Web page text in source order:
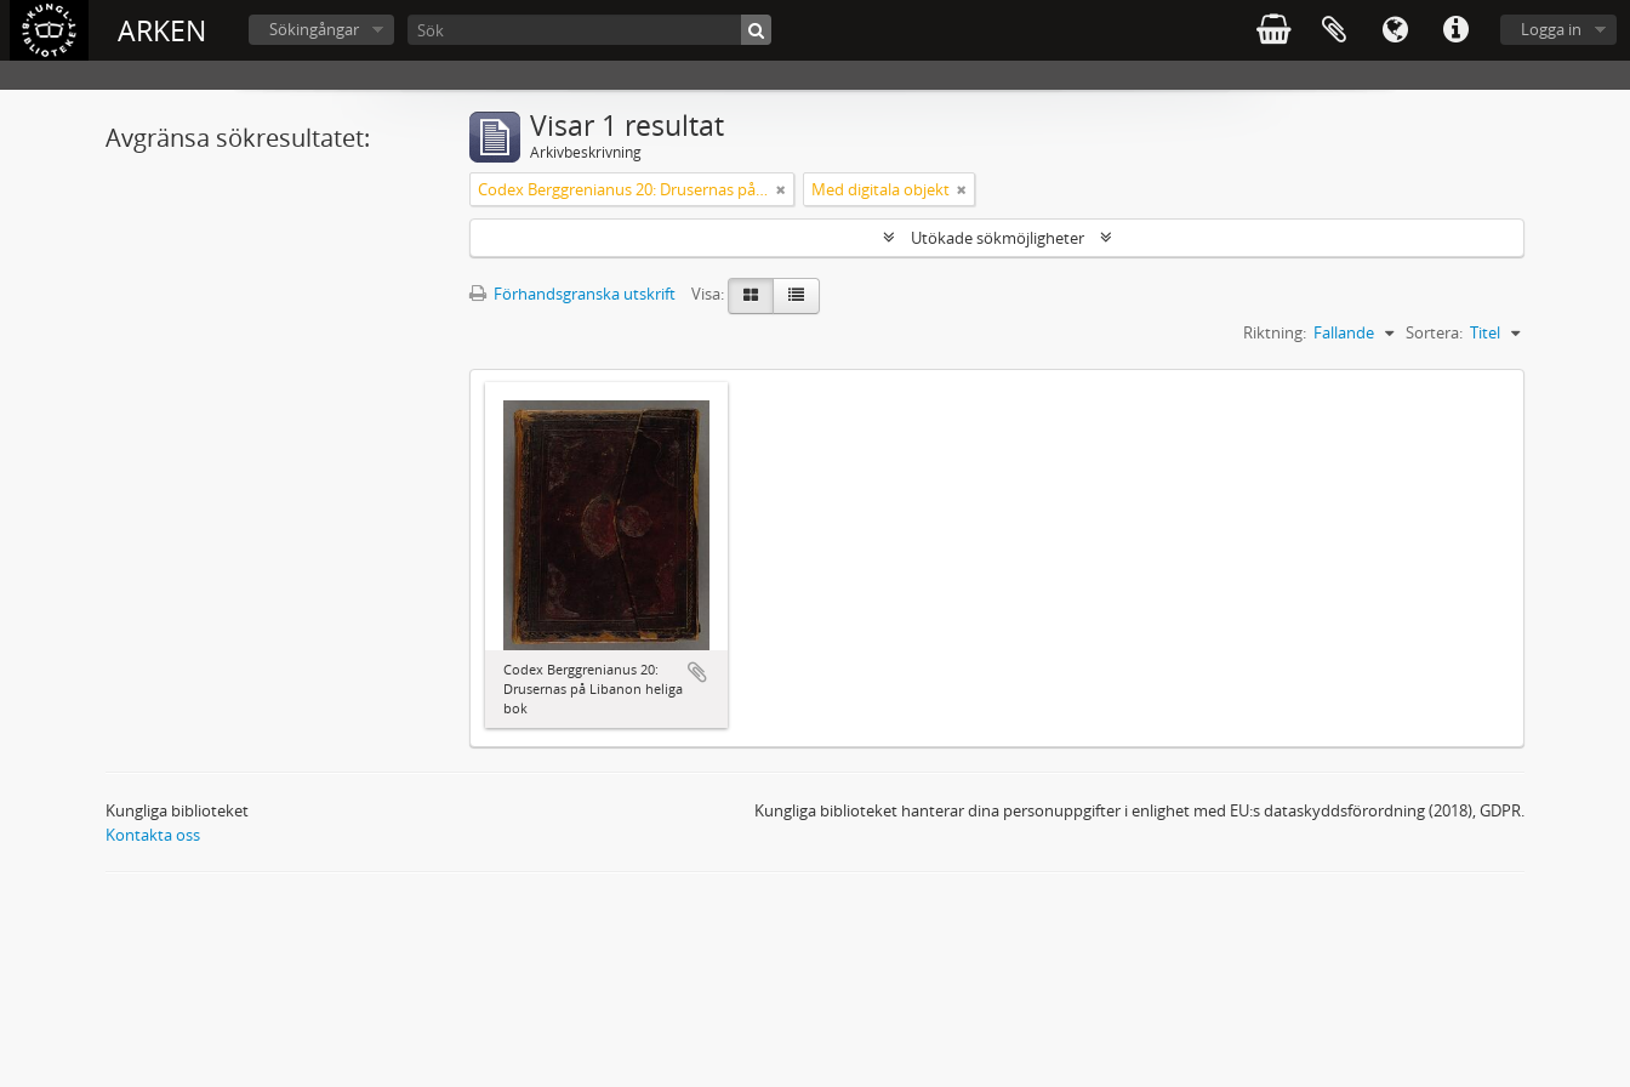
ARKEN Logga in
Sökingångar
Avgränsa sökresultatet: Visar 1 resultat
Arkivbeskrivning
Codex Berggrenianus 20: Drusernas på Libanon heliga bok Med digitala objekt
Utökade sökmöjligheter
Förhandsgranska utskrift
Visa:
Sortera: Titel
Riktning: Fallande
Codex Berggrenianus 20:
Drusernas på Libanon heliga
bok
Kungliga biblioteket
Kontakta oss
Kungliga biblioteket hanterar dina personuppgifter i enlighet med EU:s dataskyddsförordning (2018), GDPR.